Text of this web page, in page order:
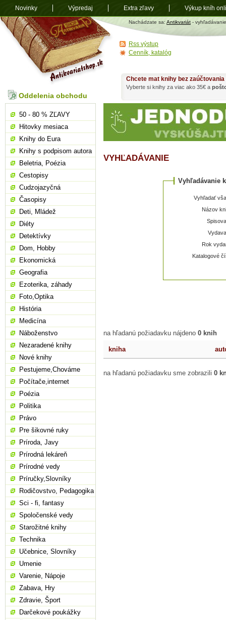
Antikvariát
shop.sk
Nachádzate sa: Antikvariát - vyhľadávanie
VYHĽADÁVANIE
Vyhľadávanie
Vyhľadať
Názov
Rok
Katalogové
na hľadanú požiadavku nájdeno 0 knih
kniha
na hľadanú požiadavku sme zobrazili 0
Chcete mat knihy bez
Vyberte si knihy za viac ako 35€ a
Oddelenia obchodu
50 - 80 % ZĽAVY
Hitovky mesiaca
Knihy do Eura
Knihy s podpisom autora
Beletria, Poézia
Cestopisy
Cudzojazyčná
Časopisy
Deti, Mládež
Diéty
Detektívky
Dom, Hobby
Ekonomická
Geografia
Ezoterika, záhady
Foto,Optika
História
Medicína
Náboženstvo
Nezaradené knihy
Nové knihy
Pestujeme,Chováme
Počítače,internet
Poézia
Politika
Právo
Pre šikovné ruky
Príroda, Javy
Prírodná lekáreň
Prírodné vedy
Príručky,Slovníky
Rodičovstvo, Pedagogika
Sci - fi, fantasy
Spoločenské vedy
Starožitné knihy
Technika
Učebnice, Slovníky
Umenie
Varenie, Nápoje
Zabava, Hry
Zdravie, Šport
Darčekové poukážky
Rss výstup
Cenník, katalóg
Novinky Výpredaj Extra zľavy Výkup kníh